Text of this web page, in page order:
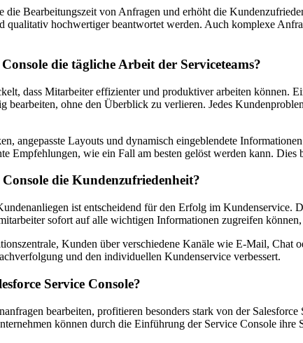
die Bearbeitungszeit von Anfragen und erhöht die
qualitativ hochwertiger beantwortet werden. Auch komplexe
die tägliche Arbeit der Serviceteams?
dass Mitarbeiter effizienter und produktiver arbeiten können.
bearbeiten, ohne den Überblick zu verlieren. Jedes
angepasste Layouts und dynamisch eingeblendete
Empfehlungen, wie ein Fall am besten gelöst werden kann. Dies
die Kundenzufriedenheit?
ist entscheidend für den Erfolg im Kundenservice.
sofort auf alle wichtigen Informationen zugreifen
Kunden über verschiedene Kanäle wie E-Mail, Chat
und den individuellen Kundenservice verbessert.
Service Console?
bearbeiten, profitieren besonders stark von der
können durch die Einführung der Service Console